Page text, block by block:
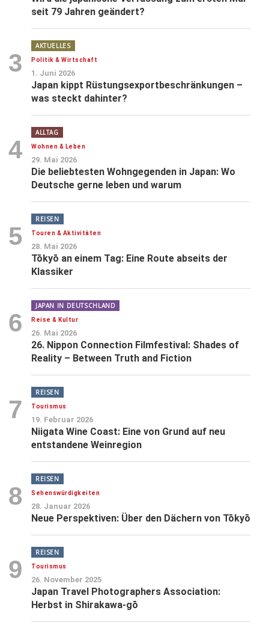
seit 79 Jahren geändert?
3
AKTUELLES
Politik & Wirtschaft
1. Juni 2026
Japan kippt Rüstungsexportbeschränkungen –
was steckt dahinter?
4
ALLTAG
Wohnen & Leben
29. Mai 2026
Die beliebtesten Wohngegenden in Japan: Wo
Deutsche gerne leben und warum
5
REISEN
Touren & Aktivitäten
28. Mai 2026
Tōkyō an einem Tag: Eine Route abseits der
Klassiker
6
JAPAN IN DEUTSCHLAND
Reise & Kultur
26. Mai 2026
26. Nippon Connection Filmfestival: Shades of
Reality – Between Truth and Fiction
7
REISEN
Tourismus
19. Februar 2026
Niigata Wine Coast: Eine von Grund auf neu
entstandene Weinregion
8
REISEN
Sehenswürdigkeiten
28. Januar 2026
Neue Perspektiven: Über den Dächern von Tōkyō
9
REISEN
Tourismus
26. November 2025
Japan Travel Photographers Association:
Herbst in Shirakawa-gō